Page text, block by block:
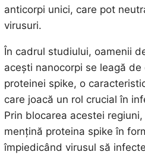
anticorpi unici, care pot
virusuri.
În cadrul studiului, oamenii
acești nanocorpi se leagă
proteinei spike, o
care joacă un rol crucial în
Prin blocarea acestei
mențină proteina spike în
împiedicând virusul să